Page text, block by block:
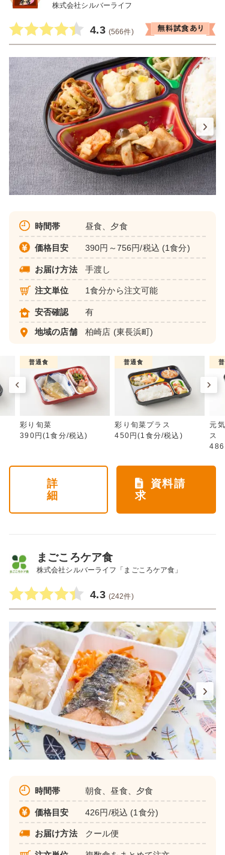
株式会社シルバーライフ
4.3 (566件)
時間帯 昼食、夕食
価格目安 390円～756円/税込 (1食分)
お届け方法 手渡し
注文単位 1食分から注文可能
安否確認 有
地域の店舗 柏崎店 (東長浜町)
普通食
彩り旬菜
390円(1食分/税込)
普通食
彩り旬菜プラス
450円(1食分/税込)
元
ス
詳
細
資料請
求
まごころケア食
株式会社シルバーライフ「まごころケア食」
4.3 (242件)
時間帯 朝食、昼食、夕食
価格目安 426円/税込 (1食分)
お届け方法 クール便